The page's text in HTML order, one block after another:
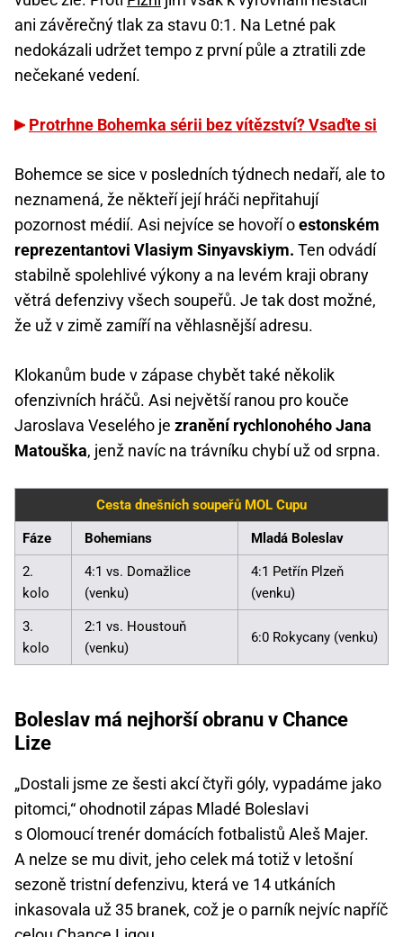
ani závěrečný tlak za stavu 0:1. Na Letné pak
nedokázali udržet tempo z první půle a ztratili zde
nečekané vedení.
Protrhne Bohemka sérii bez vítězství? Vsaďte si
Bohemce se sice v posledních týdnech nedaří, ale to
neznamená, že někteří její hráči nepřitahují
pozornost médií. Asi nejvíce se hovoří oestonském
reprezentantovi Vlasiym Sinyavskiym. Ten odvádí
stabilně spolehlivé výkony a na levém kraji obrany
větrá defenzivy všech soupeřů. Je tak dost možné,
že už v zimě zamíří na věhlasnější adresu.
Klokanům bude v zápase chybět také několik
ofenzivních hráčů. Asi největší ranou pro kouče
Jaroslava Veselého je zranění rychlonohého Jana
Matouška, jenž navíc na trávníku chybí už od srpna.
Cesta dnešních soupeřů MOL Cupu
Fáze Bohemians Mladá Boleslav
2.
kolo
4:1 vs. Domažlice
(venku)
4:1 Petřín Plzeň
(venku)
3.
kolo
2:1 vs. Houstouň
(venku)
6:0 Rokycany (venku)
Boleslav má nejhorší obranu v Chance
Lize
„Dostali jsme ze šesti akcí čtyři góly, vypadáme jako
pitomci,“ ohodnotil zápas Mladé Boleslavi
s Olomoucí trenér domácích fotbalistů Aleš Majer.
A nelze se mu divit, jeho celek má totiž v letošní
sezoně tristní defenzivu, která ve 14 utkáních
inkasovala už 35 branek, což je o parník nejvíc napříč